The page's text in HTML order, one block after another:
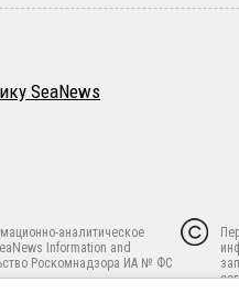
SeaNews
аналитическое
Information and
Роскомнадзора ИА № ФС